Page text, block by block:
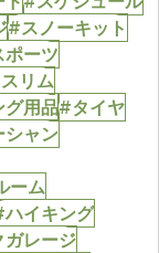
#スノーキット
ーツ
リム
用品#タイヤ
ャン
ーム
イキング
レージ